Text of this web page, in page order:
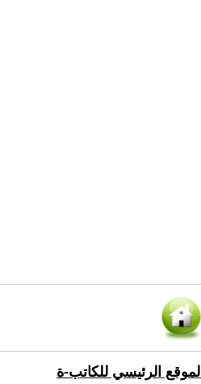
الموقع الرئيسي للكاتب-ة